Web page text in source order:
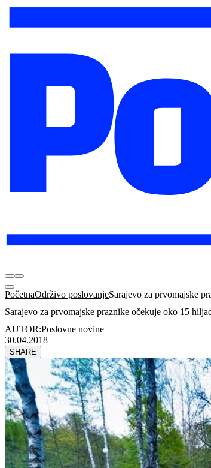
PočetnaOdrživo poslovanjeSarajevo za prvomajske
Sarajevo za prvomajske praznike očekuje oko 15
AUTOR:Poslovne novine
30.04.2018
SHARE